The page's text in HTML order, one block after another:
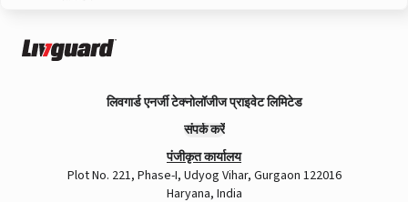
लिवगार्ड एनर्जी टेक्नोलॉजीज प्राइवेट लिमिटेड
संपर्क करें
पंजीकृत कार्यालय
Plot No. 221, Phase-I, Udyog Vihar, Gurgaon 122016
Haryana, India